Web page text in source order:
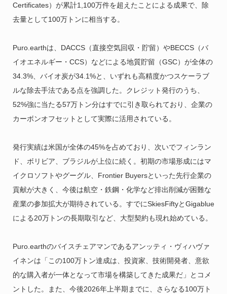
Certificates）が累計1,100万件を超えたことによる成果で、除
去量として100万トンに相当する。
Puro.earthは、DACCS（直接空気回収・貯留）やBECCS（バ
イオエネルギー・CCS）などによる地質貯留（GSC）が全体の
34.3%、バイオ炭が34.1%と、いずれも高精度かつスケーラブ
ルな除去手法である点を強調した。クレジット発行のうち、
52%強に当たる57万トン分はすでに引き取られており、企業の
カーボンオフセットとして実際に活用されている。
発行実績は米国が全体の45%を占めており、次いでフィンラン
ド、ボリビア、ブラジルが上位に続く。初期の市場形成にはマ
イクロソフトやグーグル、Frontier Buyersといった先行企業の
貢献が大きく、今後は航空・鉄鋼・化学など排出削減が困難な
産業の参加拡大が期待されている。すでにSkiesFiftyとGigablue
による20万トンの長期取引など、大型契約も現れ始めている。
Puro.earthのバイスチェアマンであるアンッティ・ヴィハヴァ
イネンは「この100万トン達成は、投資家、技術開発者、意欲
的な購入者が一体となって市場を構築してきた成果だ」とコメ
ントした。また、今後2026年上半期までに、さらなる100万ト